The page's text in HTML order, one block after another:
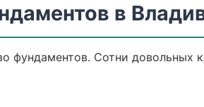
в
фундаментов. Сотни довольных